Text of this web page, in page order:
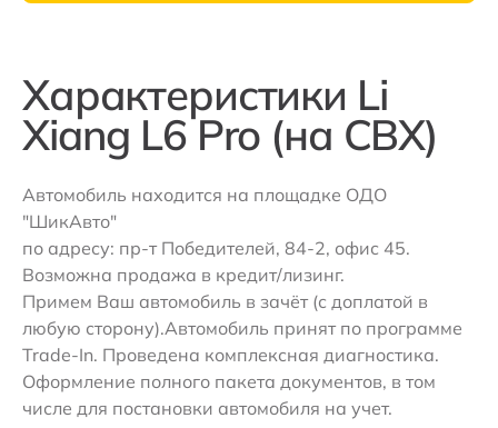
Характеристики Li
Xiang L6 Pro (на СВХ)
Автомобиль находится на площадке ОДО
"ШикАвто"
по адресу: пр-т Победителей, 84-2, офис 45.
Возможна продажа в кредит/лизинг.
Примем Ваш автомобиль в зачёт (с доплатой в
любую сторону).Автомобиль принят по программе
Trade-In. Проведена комплексная диагностика.
Оформление полного пакета документов, в том
числе для постановки автомобиля на учет.